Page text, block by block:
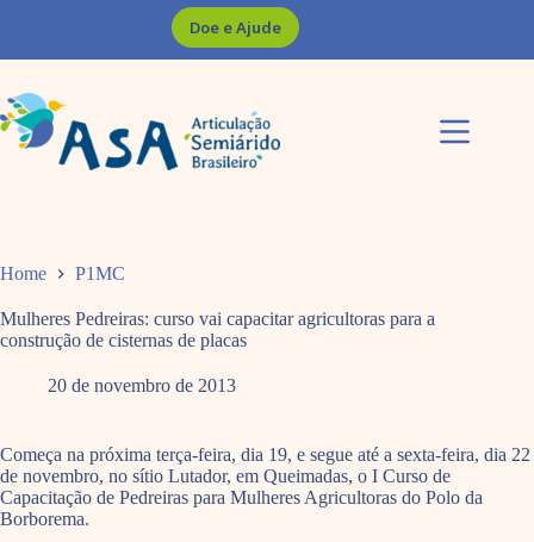
Doe e Ajude
Home P1MC
Mulheres Pedreiras: curso vai capacitar agricultoras para a
construção de cisternas de placas
20 de novembro de 2013
Começa na próxima terça-feira, dia 19, e segue até a sexta-feira, dia 22
de novembro, no sítio Lutador, em Queimadas, o I Curso de
Capacitação de Pedreiras para Mulheres Agricultoras do Polo da
Borborema.